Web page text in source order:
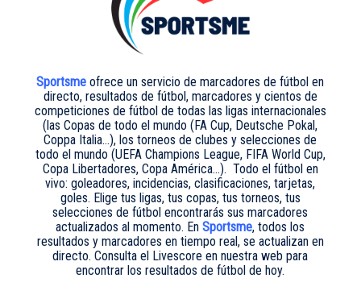
Sportsme ofrece un servicio de marcadores de fútbol en
directo, resultados de fútbol, marcadores y cientos de
competiciones de fútbol de todas las ligas internacionales
(las Copas de todo el mundo (FA Cup, Deutsche Pokal,
Coppa Italia…), los torneos de clubes y selecciones de
todo el mundo (UEFA Champions League, FIFA World Cup,
Copa Libertadores, Copa América…). Todo el fútbol en
vivo: goleadores, incidencias, clasificaciones, tarjetas,
goles. Elige tus ligas, tus copas, tus torneos, tus
selecciones de fútbol encontrarás sus marcadores
actualizados al momento. EnSportsme, todos los
resultados y marcadores en tiempo real, se actualizan en
directo. Consulta el Livescore en nuestra web para
encontrar los resultados de fútbol de hoy.